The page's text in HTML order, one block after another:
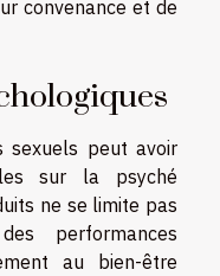
convenance et de
sexuels peut avoir
sur la psyché
ne se limite pas
performances
au bien-être